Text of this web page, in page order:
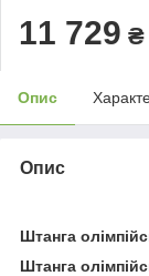
11 729 ₴
Опис
Опис
Штанга
Штанга